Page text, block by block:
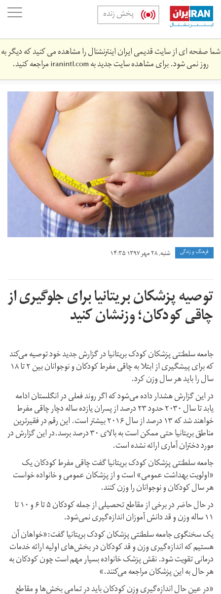
Skip
main
content
پخش زنده
شما صفحه ای از سایت قدیمی ایران اینترنشنال را مشاهده می کنید که دیگر به
روز نمی شود. برای مشاهده سایت جدید بهiranintl.comمراجعه کنید.
chqy.jpg
فرهنگ و زندگی شنبه, ۲۸ مهر ۱۳۹۷ ۱۴:۳۵
توصیه پزشکان بریتانیا برای جلوگیری از
چاقی کودکان؛ وزنشان کنید
جامعه سلطنتی پزشکان کودک بریتانیا در گزارش جدید خود توصیه می‌کند
که برای پیشگیری از ابتلا به چاقی مفرط کودکان و نوجوانان بین ۲ تا ۱۸
سال را باید هر سال وزن کرد.
در این گزارش هشدار داده می‌شود که اگر روند فعلی در انگلستان ادامه
یابد تا سال ۲۰۳۰ حدود ۲۳ درصد از پسران یازده ساله دچار چاقی مفرط
خواهند شد که ۱۳ درصد از سال ۲۰۱۶ بیشتر است. این رقم در فقیرترین
مناطق بریتانیا حتی ممکن است به بالای ۳۰ درصد برسد.در این گزارش در
مورد دختران آماری ارائه نشده است.
جامعه سلطنتی پزشکان کودک بریتانیا گفت چاقی مفرط کودکان یک
«اولویت بهداشت عمومی» است و از پزشکان عمومی و خانواده خواست
هر سال کودکان و نوجوانان را وزن کنند.
در حال حاضر در برخی از مقاطع تحصیلی از جمله کودکان ۵ تا ۶ و ۱۰ تا
۱۱ ساله وزن و قد دانش آموزان اندازه‌گیری نمی‌شود.
یک سخنگوی جامعه سلطنتی پزشکان کودک بریتانیا گفت:«خواهان آن
هستیم که اندازه‌گیری وزن و قد کودکان در بخش‌های اولیه ارائه خدمات
درمانی تقویت شود. نقش پزشک خانواده بسیار مهم است چون کودکان به
هر حال به این پزشکان مراجعه می‌کنند.»
«در عین حال اندازه‌گیری وزن کودکان باید در تمامی بخش‌ها و مقاطع